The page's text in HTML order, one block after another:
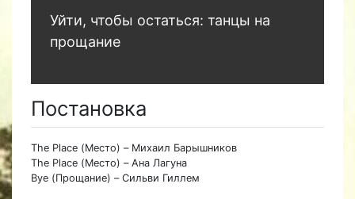
Уйти, чтобы остаться: танцы на
прощание
Постановка
The Place (Место) – Михаил Барышников
The Place (Место) – Ана Лагуна
Bye (Прощание) – Сильви Гиллем